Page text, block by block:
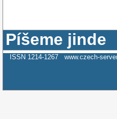
Píšeme jinde
ISSN 1214-1267 www.czech-